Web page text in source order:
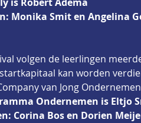
Monika Smit en Angelina
volgen de leerlingen
kan worden
van Jong
Ondernemen is Eltjo
Corina Bos en Dorien